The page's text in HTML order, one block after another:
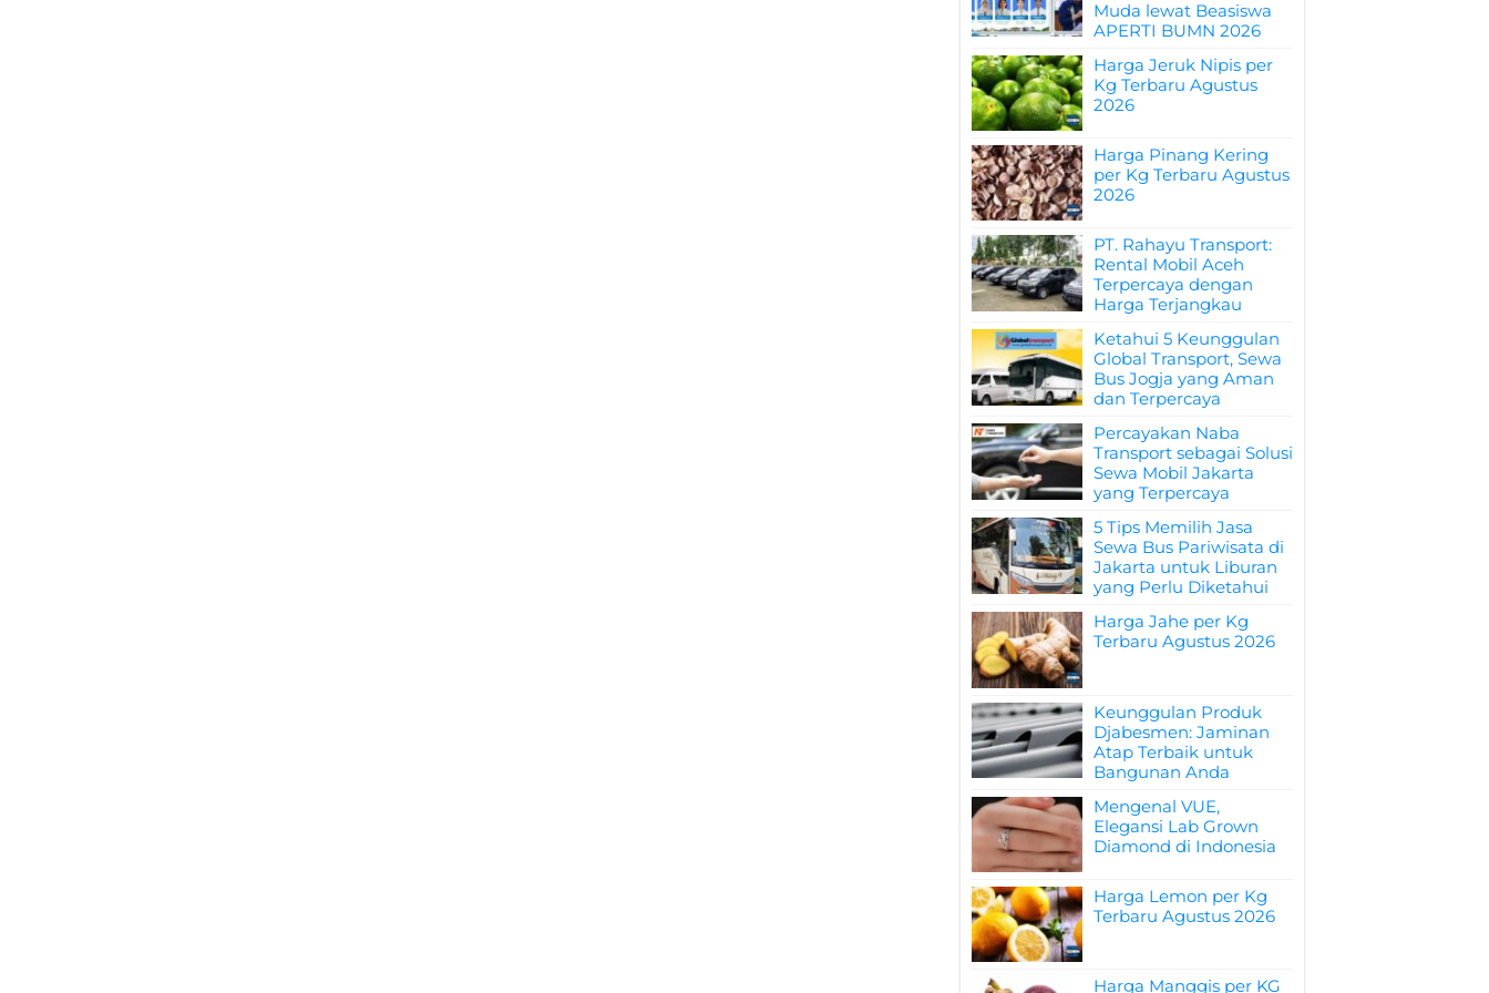
Muda lewat Beasiswa
APERTI BUMN 2026
Harga Jeruk Nipis per
Kg Terbaru Agustus
2026
Harga Pinang Kering
per Kg Terbaru Agustus
2026
PT. Rahayu Transport:
Rental Mobil Aceh
Terpercaya dengan
Harga Terjangkau
Ketahui 5 Keunggulan
Global Transport, Sewa
Bus Jogja yang Aman
dan Terpercaya
Percayakan Naba
Transport sebagai Solusi
Sewa Mobil Jakarta
yang Terpercaya
5 Tips Memilih Jasa
Sewa Bus Pariwisata di
Jakarta untuk Liburan
yang Perlu Diketahui
Harga Jahe per Kg
Terbaru Agustus 2026
Keunggulan Produk
Djabesmen: Jaminan
Atap Terbaik untuk
Bangunan Anda
Mengenal VUE,
Elegansi Lab Grown
Diamond di Indonesia
Harga Lemon per Kg
Terbaru Agustus 2026
Harga Manggis per KG